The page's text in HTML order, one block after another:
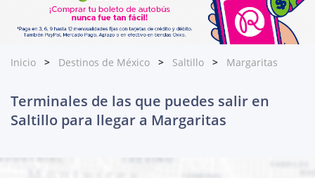
Inicio Destinos de México Saltillo Margaritas
Terminales de las que puedes salir en
Saltillo para llegar a Margaritas